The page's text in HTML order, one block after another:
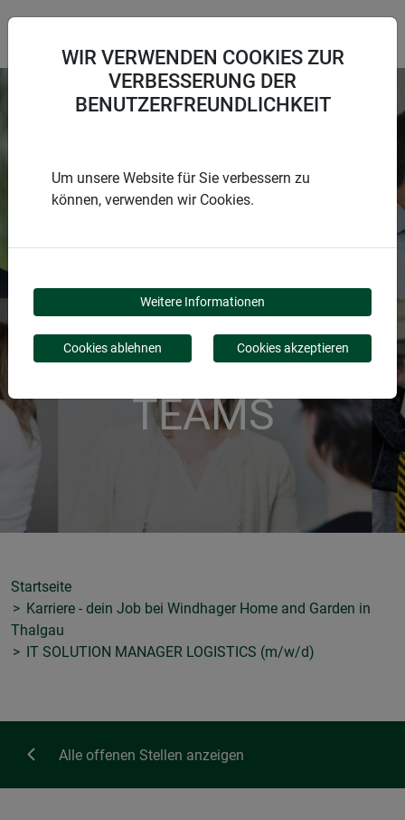
WERDE TEIL
DES
WINDHAGER-
TEAMS
Startseite
Karriere - dein Job bei Windhager Home and Garden in
Thalgau
IT SOLUTION MANAGER LOGISTICS (m/w/d)
Alle offenen Stellen anzeigen
WIR VERWENDEN COOKIES ZUR
VERBESSERUNG DER
BENUTZERFREUNDLICHKEIT
Um unsere Website für Sie verbessern zu
können, verwenden wir Cookies.
Weitere Informationen
Cookies ablehnen Cookies akzeptieren